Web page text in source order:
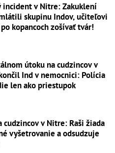
incident v Nitre: Zakuklení
skupinu Indov, učiteľovi
kopancoch zošívať tvár!
útoku na cudzincov v
Ind v nemocnici: Polícia
len ako priestupok
cudzincov v Nitre: Raši žiada
vyšetrovanie a odsudzuje